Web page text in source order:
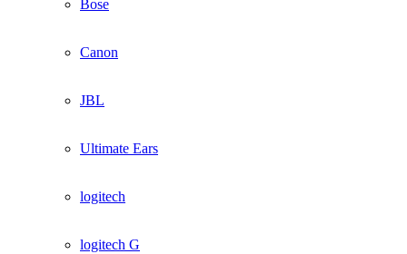
Bose
Canon
JBL
Ultimate Ears
logitech
logitech G